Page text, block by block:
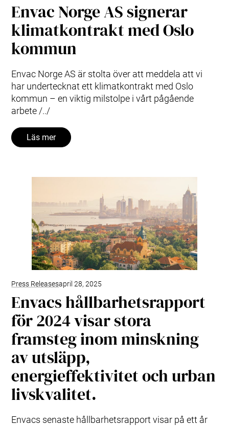
Envac Norge AS signerar
klimatkontrakt med Oslo
kommun
Envac Norge AS är stolta över att meddela att vi
har undertecknat ett klimatkontrakt med Oslo
kommun – en viktig milstolpe i vårt pågående
arbete /../
Läs mer
Press Releasesapril 28, 2025
Envacs hållbarhetsrapport
för 2024 visar stora
framsteg inom minskning
av utsläpp,
energieffektivitet och urban
livskvalitet.
Envacs senaste hållbarhetsrapport visar på ett år